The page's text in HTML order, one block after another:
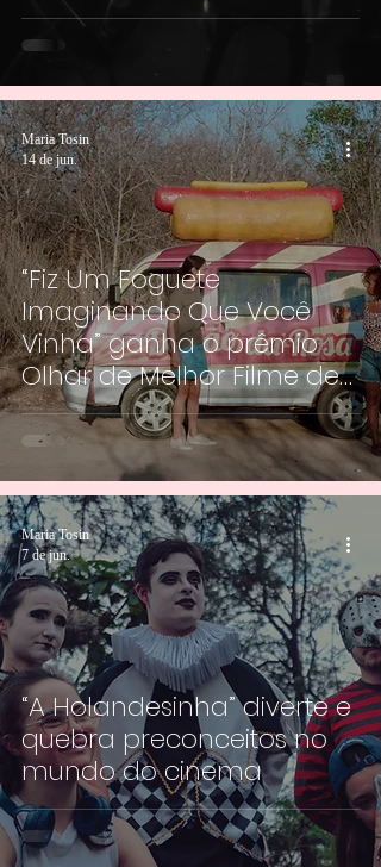
“Fiz Um Foguete
Imaginando Que Você
Vinha” ganha o prêmio
Olhar de Melhor Filme de
2026
Maria Tosin
14 de jun.
“A Holandesinha” diverte e
quebra preconceitos no
mundo do cinema
Maria Tosin
7 de jun.